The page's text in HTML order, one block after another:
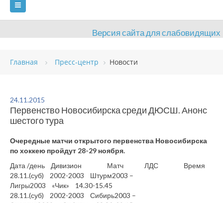
Версия сайта для слабовидящих
ГЛАВНАЯ
ВИДЫ СПОРТА
ОБЪЕКТЫ
ОЦЕНКА КАЧЕСТВА ОБРАЗОВАНИЯ ВАКАНСИИ
Главная Пресс-центр Новости
24.11.2015
Первенство Новосибирска среди ДЮСШ. Анонс
шестого тура
Очередные матчи открытого первенства Новосибирска
по хоккею пройдут 28-29 ноября.
Дата /день Дивизион Матч ЛДС Время
28.11.(суб) 2002-2003 Штурм2003 –
Лигры2003 «Чик» 14.30-15.45
28.11.(суб) 2002-2003 Сибирь2003 –